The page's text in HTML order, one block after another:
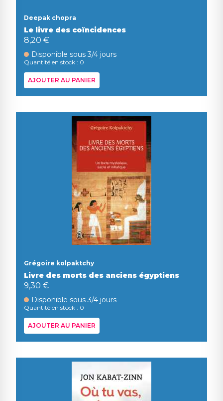
Deepak chopra
Le livre des coïncidences
8,20 €
Disponible sous 3/4 jours
Quantité en stock : 0
AJOUTER AU PANIER
Grégoire kolpaktchy
Livre des morts des anciens égyptiens
9,30 €
Disponible sous 3/4 jours
Quantité en stock : 0
AJOUTER AU PANIER